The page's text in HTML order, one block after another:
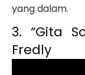
yang dalam.
3. “Gita
Fredly